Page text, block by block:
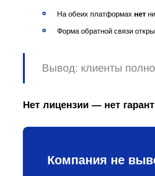
На обеих платформах нет ни
Форма обратной связи
Вывод: клиенты
Нет лицензии — нет
Компания не